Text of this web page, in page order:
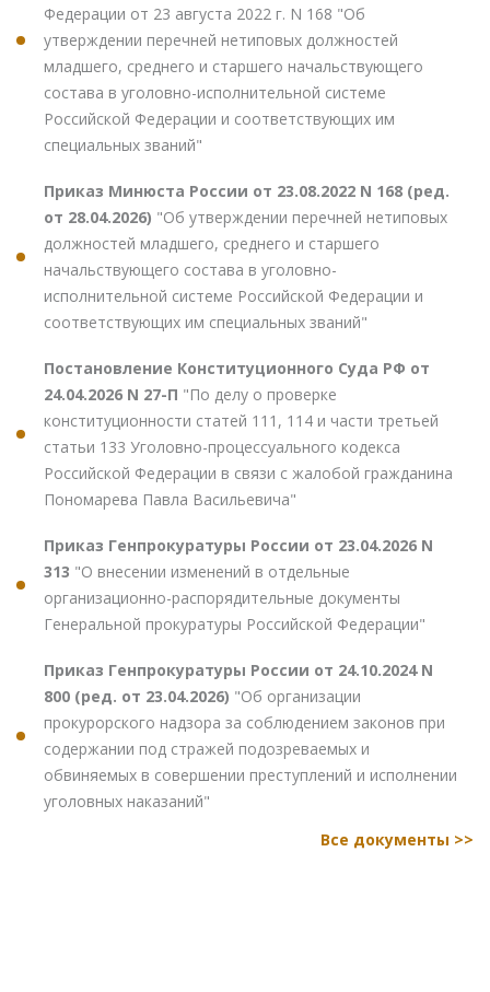
Федерации от 23 августа 2022 г. N 168 "Об
утверждении перечней нетиповых должностей
младшего, среднего и старшего начальствующего
состава в уголовно-исполнительной системе
Российской Федерации и соответствующих им
специальных званий"
Приказ Минюста России от 23.08.2022 N 168 (ред.
от 28.04.2026) "Об утверждении перечней нетиповых
должностей младшего, среднего и старшего
начальствующего состава в уголовно-
исполнительной системе Российской Федерации и
соответствующих им специальных званий"
Постановление Конституционного Суда РФ от
24.04.2026 N 27-П "По делу о проверке
конституционности статей 111, 114 и части третьей
статьи 133 Уголовно-процессуального кодекса
Российской Федерации в связи с жалобой гражданина
Пономарева Павла Васильевича"
Приказ Генпрокуратуры России от 23.04.2026 N
313 "О внесении изменений в отдельные
организационно-распорядительные документы
Генеральной прокуратуры Российской Федерации"
Приказ Генпрокуратуры России от 24.10.2024 N
800 (ред. от 23.04.2026) "Об организации
прокурорского надзора за соблюдением законов при
содержании под стражей подозреваемых и
обвиняемых в совершении преступлений и исполнении
уголовных наказаний"
Все документы >>